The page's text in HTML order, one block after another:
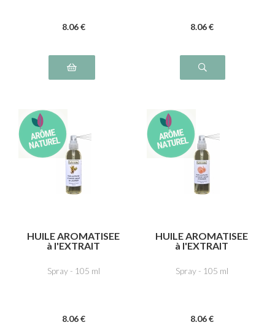
8.06 € 8.06 €
HUILE AROMATISEE
à l'EXTRAIT
Spray - 105 ml
8.06 €
HUILE AROMATISEE
à l'EXTRAIT
Spray - 105 ml
8.06 €